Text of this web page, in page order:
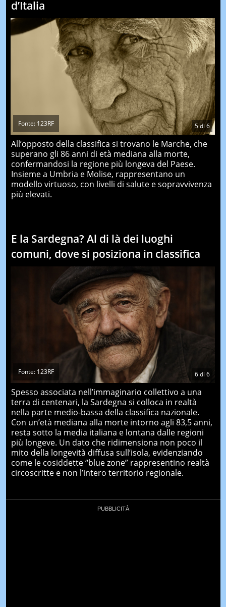
d’Italia
5di6
Fonte: 123RF
All’opposto della classifica si trovano le Marche, che
superano gli 86 anni di età mediana alla morte,
confermandosi la regione più longeva del Paese.
Insieme a Umbria e Molise, rappresentano un
modello virtuoso, con livelli di salute e sopravvivenza
più elevati.
E la Sardegna? Al di là dei luoghi
comuni, dove si posiziona in classifica
6di 6
Fonte: 123RF
Spesso associata nell’immaginario collettivo a una
terra di centenari, la Sardegna si colloca in realtà
nella parte medio-bassa della classifica nazionale.
Con un’età mediana alla morte intorno agli 83,5 anni,
resta sotto la media italiana e lontana dalle regioni
più longeve. Un dato che ridimensiona non poco il
mito della longevità diffusa sull’isola, evidenziando
come le cosiddette “blue zone” rappresentino realtà
circoscritte e non l’intero territorio regionale.